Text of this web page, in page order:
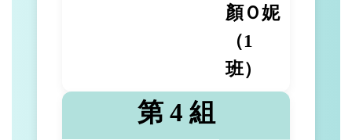
顏Ｏ妮
（1
班）
第 4 組